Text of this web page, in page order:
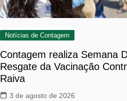
Notícias de Contagem
Contagem realiza Semana
Resgate da Vacinação
Raiva
3 de agosto de 2026